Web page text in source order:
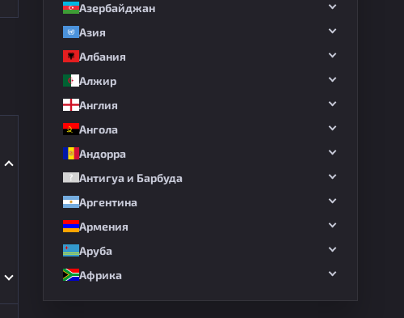
Азербайджан
Азия
Албания
Алжир
Англия
Ангола
Андорра
Антигуа и Барбуда
Аргентина
Армения
Аруба
Африка